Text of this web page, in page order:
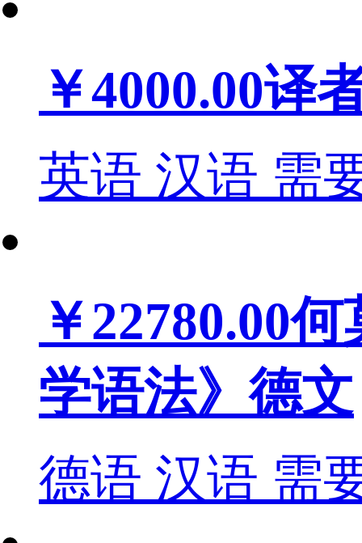
￥4000.00译
英语 汉语 需
￥22780.00何
学语法》德文
德语 汉语 需